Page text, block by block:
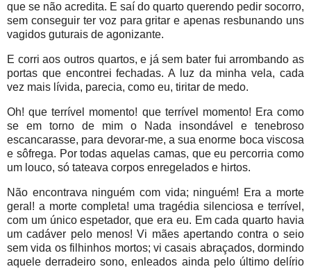
que se não acredita. E saí do quarto querendo pedir socorro,
sem conseguir ter voz para gritar e apenas resbunando uns
vagidos guturais de agonizante.
E corri aos outros quartos, e já sem bater fui arrombando as
portas que encontrei fechadas. A luz da minha vela, cada
vez mais lívida, parecia, como eu, tiritar de medo.
Oh! que terrível momento! que terrível momento! Era como
se em torno de mim o Nada insondável e tenebroso
escancarasse, para devorar-me, a sua enorme boca viscosa
e sôfrega. Por todas aquelas camas, que eu percorria como
um louco, só tateava corpos enregelados e hirtos.
Não encontrava ninguém com vida; ninguém! Era a morte
geral! a morte completa! uma tragédia silenciosa e terrível,
com um único espetador, que era eu. Em cada quarto havia
um cadáver pelo menos! Vi mães apertando contra o seio
sem vida os filhinhos mortos; vi casais abraçados, dormindo
aquele derradeiro sono, enleados ainda pelo último delírio